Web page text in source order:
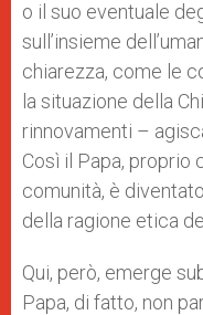
o il suo eventuale
sull’insieme
chiarezza, come le
la situazione della
rinnovamenti –
Così il Papa, proprio
comunità, è
della ragione etica
Qui, però, emerge
Papa, di fatto, non